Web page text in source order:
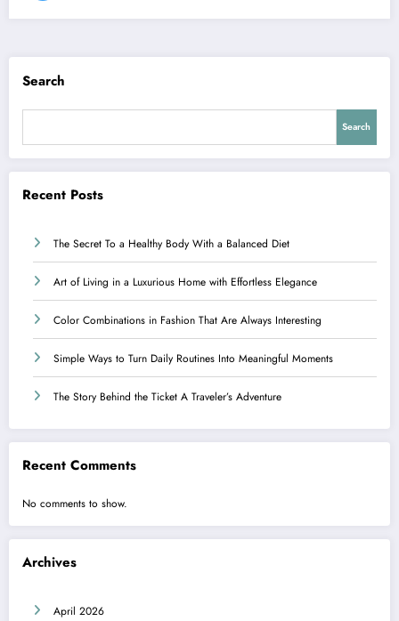
Search
Search
Recent Posts
The Secret To a Healthy Body With a Balanced Diet
Art of Living in a Luxurious Home with Effortless Elegance
Color Combinations in Fashion That Are Always Interesting
Simple Ways to Turn Daily Routines Into Meaningful Moments
The Story Behind the Ticket A Traveler’s Adventure
Recent Comments
No comments to show.
Archives
April 2026